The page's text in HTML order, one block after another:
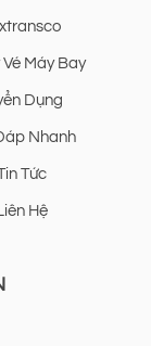
Máy Bay
Dụng
Nhanh
Tức
Hệ